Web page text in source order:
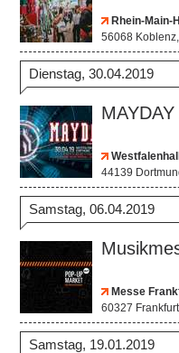
Rhein-Main-
56068
Dienstag, 30.04.2019
44139
Samstag, 06.04.2019
Messe
60327
Samstag, 19.01.2019